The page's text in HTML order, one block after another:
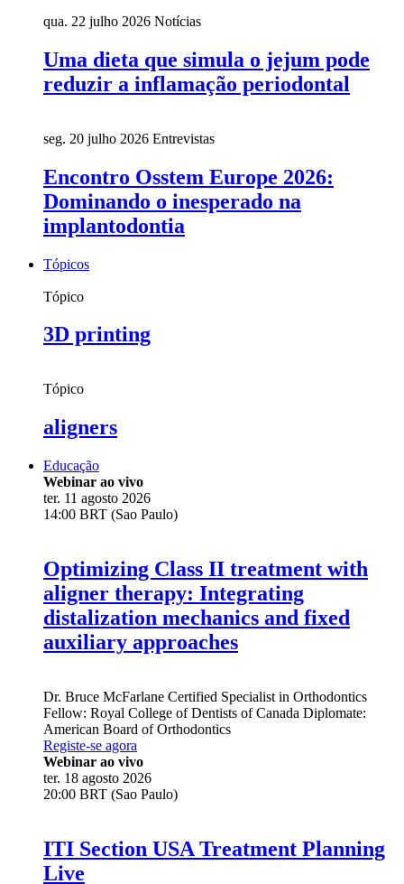
qua. 22 julho 2026 Notícias
Uma dieta que simula o jejum pode
reduzir a inflamação periodontal
seg. 20 julho 2026 Entrevistas
Encontro Osstem Europe 2026:
Dominando o inesperado na
implantodontia
Tópicos
Tópico
3D printing
Tópico
aligners
Educação
Webinar ao vivo
ter. 11 agosto 2026
14:00 BRT (Sao Paulo)
Optimizing Class II treatment with
aligner therapy: Integrating
distalization mechanics and fixed
auxiliary approaches
Dr. Bruce McFarlane Certified Specialist in Orthodontics
Fellow: Royal College of Dentists of Canada Diplomate:
American Board of Orthodontics
Registe-se agora
Webinar ao vivo
ter. 18 agosto 2026
20:00 BRT (Sao Paulo)
ITI Section USA Treatment Planning
Live